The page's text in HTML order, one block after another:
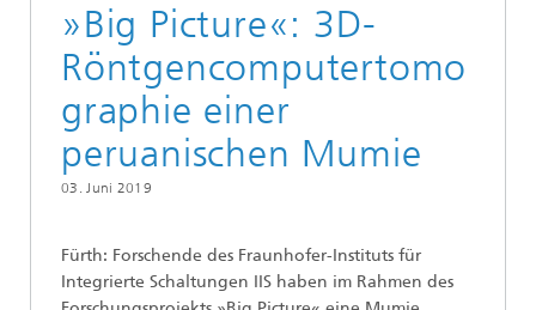
»Big Picture«: 3D-
Röntgencomputertomo
graphie einer
peruanischen Mumie
03. Juni 2019
Fürth: Forschende des Fraunhofer-Instituts für
Integrierte Schaltungen IIS haben im Rahmen des